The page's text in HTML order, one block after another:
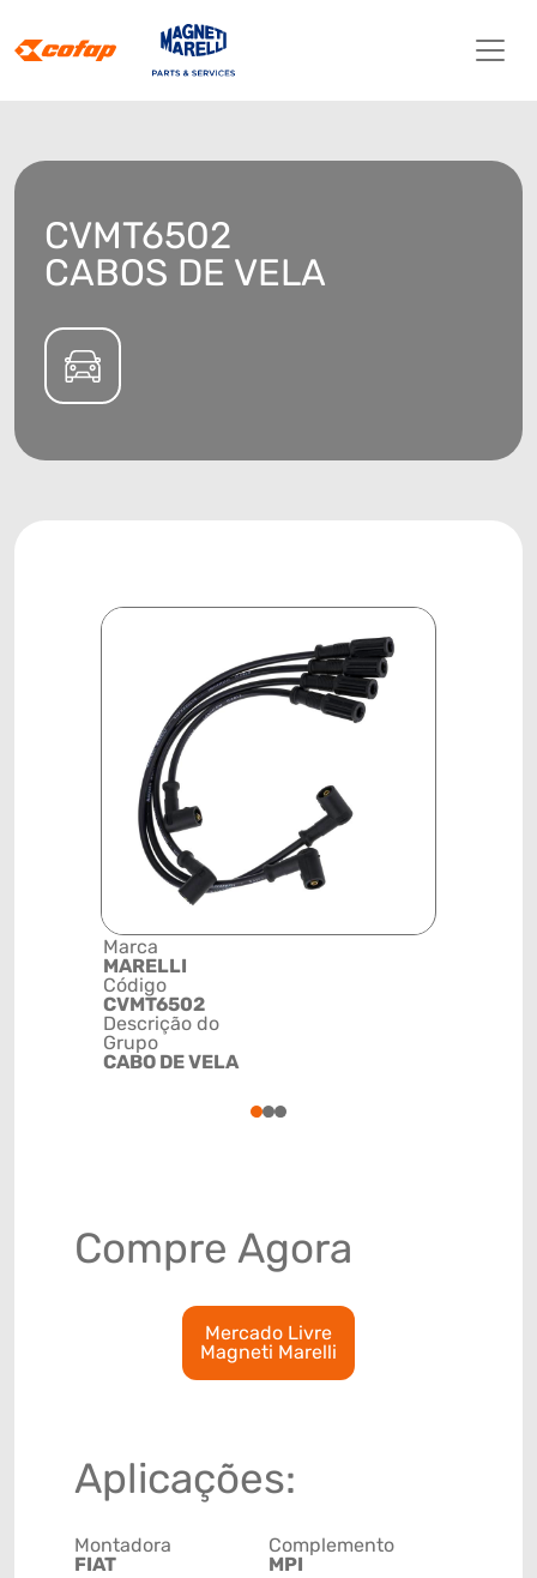
CVMT6502
CABOS DE VELA
Marca
MARELLI
Código
CVMT6502
Descrição do
Grupo
CABO DE VELA
123
Compre Agora
Mercado Livre
Magneti Marelli
Aplicações:
Montadora
FIAT
Complemento
MPI